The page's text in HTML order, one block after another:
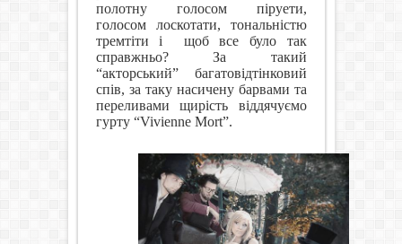
полотну голосом піруети,
голосом лоскотати, тональністю
тремтіти і
щоб все було так
справжньо? За такий
“акторський” багатовідтінковий
спів, за таку насичену барвами та
переливами щирість віддячуємо
гурту “Vivienne Mort”.